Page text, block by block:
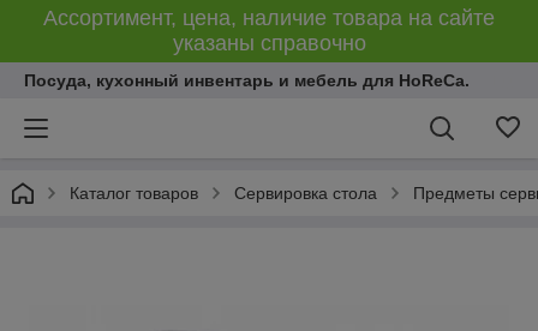
Ассортимент, цена, наличие товара на сайте
указаны справочно
Посуда, кухонный инвентарь и мебель для HoReCa.
Каталог товаров Сервировка стола Предметы